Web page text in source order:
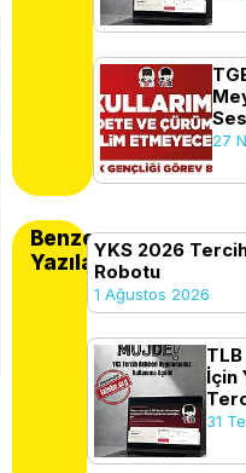
27
Benzer
Yazılar
YKS 2026
Robotu
1 Ağustos 2026
İçin
31